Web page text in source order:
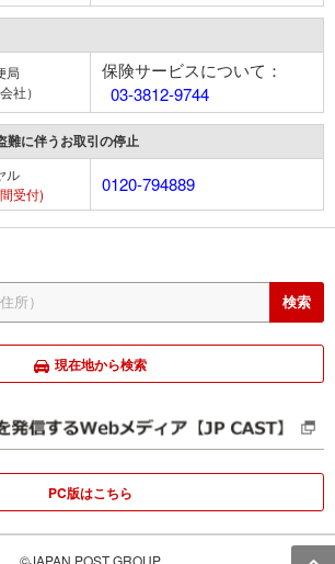
局
社）
保険サービスについて：
03-3812-9744
難に伴うお取引の停止
ル
受付)
0120-794889
現在地から検索
PC版はこちら